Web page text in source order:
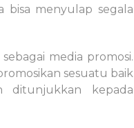
bisa menyulap segala
media promosi.
sesuatu baik
ditunjukkan kepada